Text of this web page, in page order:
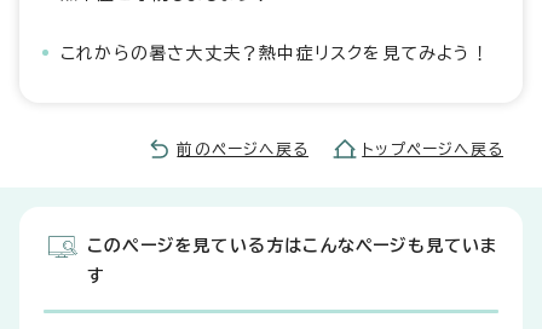
これからの暑さ大丈夫？熱中症リスクを見てみよう！
前のページへ戻る トップページへ戻る
このページを見ている方はこんなページも見ていま
す